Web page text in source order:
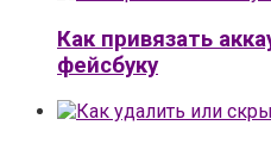
Как привязать
фейсбуку